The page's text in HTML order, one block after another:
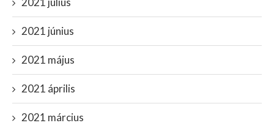
2021 június
2021 május
2021 április
2021 március